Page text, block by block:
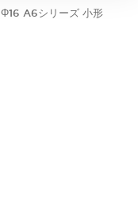
Φ16 A6シリーズ 小形